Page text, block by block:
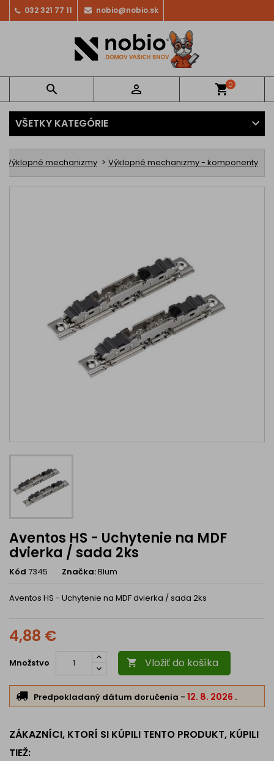
032 321 77 11 nobio@nobio.sk
  shopping_cart0
VŠETKY KATEGÓRIE
Výklopné mechanizmy Výklopné mechanizmy - komponenty
Aventos HS - Uchytenie na MDF
dvierka / sada 2ks
Kód 7345 Značka:Blum
Aventos HS - Uchytenie na MDF dvierka / sada 2ks
4,88 €
Množstvo  Vložiť do košíka
Predpokladaný dátum doručenia - 12. 8. 2026 .
ZÁKAZNÍCI, KTORÍ SI KÚPILI TENTO PRODUKT, KÚPILI
TIEŽ: